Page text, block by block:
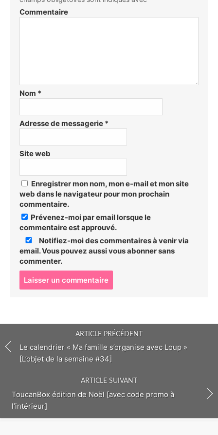
Commentaire
Nom *
Adresse de messagerie *
Site web
Enregistrer mon nom, mon e-mail et mon site
web dans le navigateur pour mon prochain
commentaire.
Prévenez-moi par email lorsque le
commentaire est approuvé.
Notifiez-moi des commentaires à venir via
email. Vous pouvez aussivous abonnersans
commenter.
o
m
m
t
ARTICLE PRÉCÉDENT
Le calendrier « Ma famille s’organise avec Loup »
[L’objet de la semaine #34]
ARTICLE SUIVANT
ToucanBox édition de Noël [avec code promo à
l’intérieur]